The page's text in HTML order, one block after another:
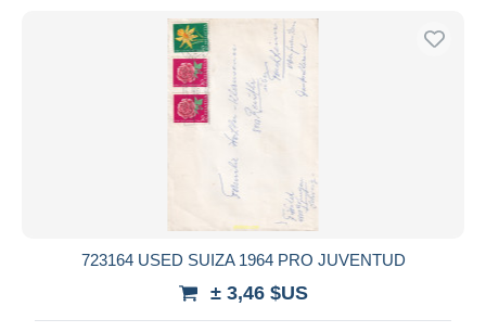
723164 USED SUIZA 1964 PRO JUVENTUD
± 3,46 $US